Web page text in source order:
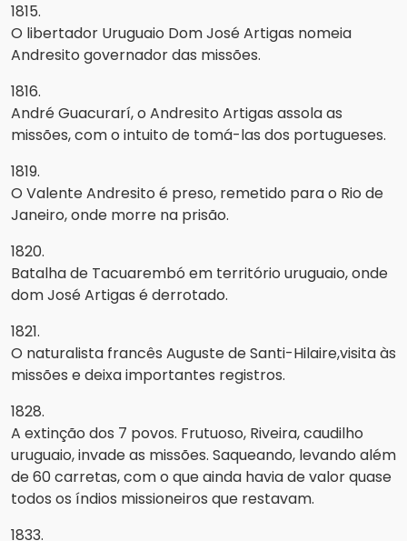
1815.
O libertador Uruguaio Dom José Artigas nomeia
Andresito governador das missões.
1816.
André Guacurarí, o Andresito Artigas assola as
missões, com o intuito de tomá-las dos portugueses.
1819.
O Valente Andresito é preso, remetido para o Rio de
Janeiro, onde morre na prisão.
1820.
Batalha de Tacuarembó em território uruguaio, onde
dom José Artigas é derrotado.
1821.
O naturalista francês Auguste de Santi-Hilaire,visita às
missões e deixa importantes registros.
1828.
A extinção dos 7 povos. Frutuoso, Riveira, caudilho
uruguaio, invade as missões. Saqueando, levando além
de 60 carretas, com o que ainda havia de valor quase
todos os índios missioneiros que restavam.
1833.